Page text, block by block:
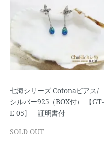
七海シリーズ Cotonaピアス/
シルバー925（BOX付） 【GT-
E-05】 証明書付
SOLD OUT